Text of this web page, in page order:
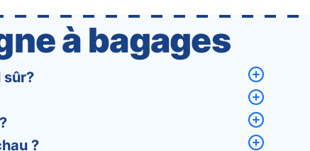
à bagages
sûr?
?